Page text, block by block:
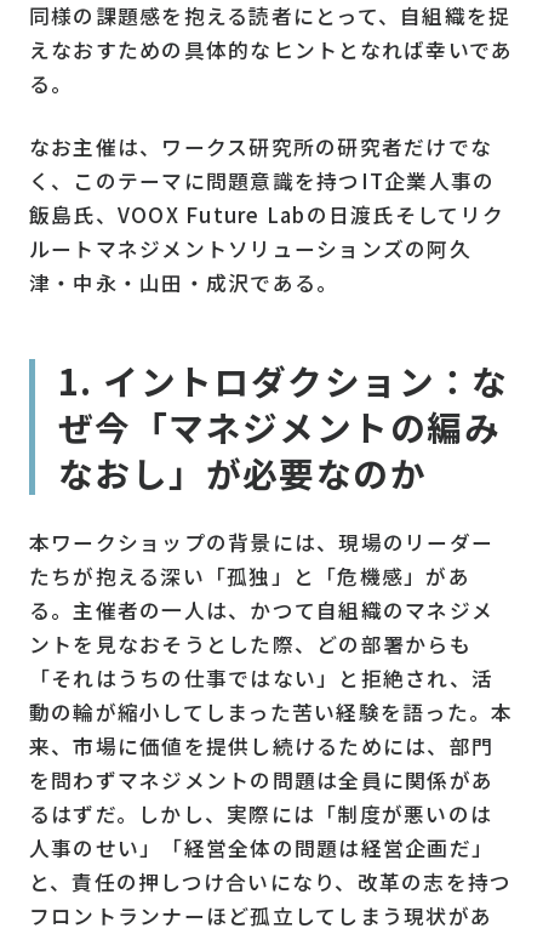
同様の課題感を抱える読者にとって、自組織を捉
えなおすための具体的なヒントとなれば幸いであ
る。
なお主催は、ワークス研究所の研究者だけでな
く、このテーマに問題意識を持つIT企業人事の
飯島氏、VOOX Future Labの日渡氏そしてリク
ルートマネジメントソリューションズの阿久
津・中永・山田・成沢である。
1. イントロダクション：な
ぜ今「マネジメントの編み
なおし」が必要なのか
本ワークショップの背景には、現場のリーダー
たちが抱える深い「孤独」と「危機感」があ
る。主催者の一人は、かつて自組織のマネジメ
ントを見なおそうとした際、どの部署からも
「それはうちの仕事ではない」と拒絶され、活
動の輪が縮小してしまった苦い経験を語った。本
来、市場に価値を提供し続けるためには、部門
を問わずマネジメントの問題は全員に関係があ
るはずだ。しかし、実際には「制度が悪いのは
人事のせい」「経営全体の問題は経営企画だ」
と、責任の押しつけ合いになり、改革の志を持つ
フロントランナーほど孤立してしまう現状があ